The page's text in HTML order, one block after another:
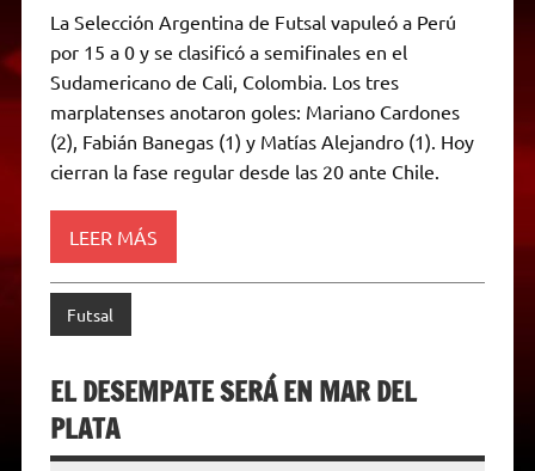
a
t
s
A
p
p
e
g
a
m
i
t
t
e
r
c
e
b
o
k
s
e
g
e
p
y
L
n
k
i
l
i
n
t
r
i
n
d
l
La Selección Argentina de Futsal vapuleó a Perú
por 15 a 0 y se clasificó a semifinales en el
Sudamericano de Cali, Colombia. Los tres
marplatenses anotaron goles: Mariano Cardones
(2), Fabián Banegas (1) y Matías Alejandro (1). Hoy
cierran la fase regular desde las 20 ante Chile.
LEER MÁS
Futsal
EL DESEMPATE SERÁ EN MAR DEL
PLATA